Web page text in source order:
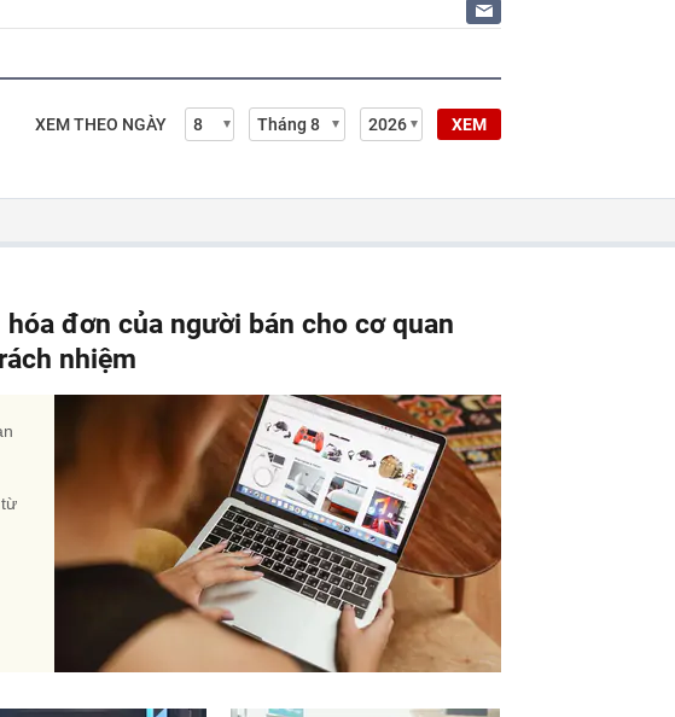
XEM THEO NGÀY XEM
đơn của người bán cho cơ quan
nhiệm